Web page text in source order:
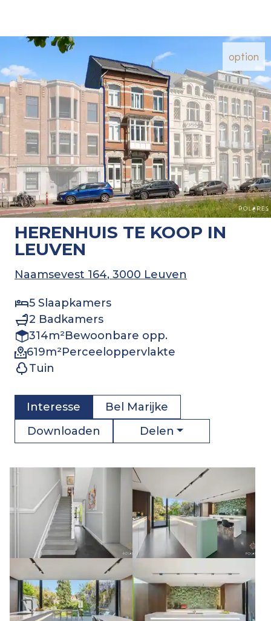
option
HERENHUIS TE KOOP IN
LEUVEN
Naamsevest 164, 3000 Leuven
5 Slaapkamers
2 Badkamers
314m²Bewoonbare opp.
619m²Perceeloppervlakte
Tuin
Interesse Bel Marijke
Downloaden
Delen